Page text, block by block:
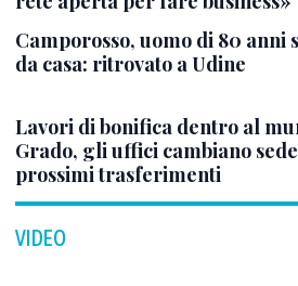
Camporosso, uomo di 80 anni
da casa: ritrovato a Udine
Lavori di bonifica dentro al
Grado, gli uffici cambiano
prossimi trasferimenti
VIDEO